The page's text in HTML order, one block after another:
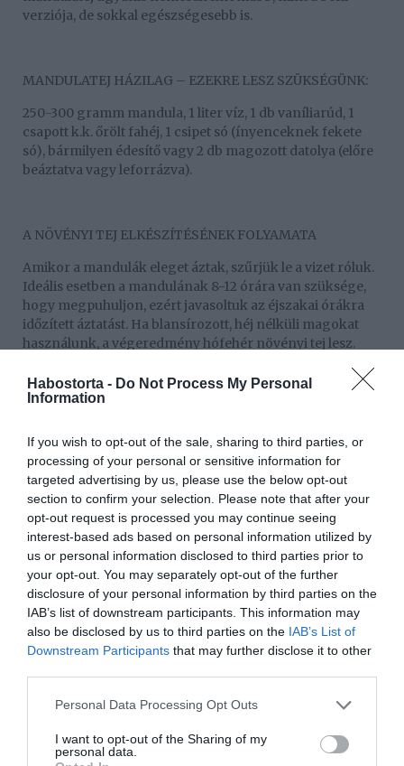
Habostorta - Do Not Process My Personal
Information
If you wish to opt-out of the sale, sharing to third parties, or
processing of your personal or sensitive information for
targeted advertising by us, please use the below opt-out
section to confirm your selection. Please note that after your
opt-out request is processed you may continue seeing
interest-based ads based on personal information utilized by
us or personal information disclosed to third parties prior to
your opt-out. You may separately opt-out of the further
disclosure of your personal information by third parties on the
IAB’s list of downstream participants. This information may
also be disclosed by us to third parties on the IAB’s List of
Downstream Participants that may further disclose it to other
Please note that this website/app uses one or more Google
not limited to your visit or usage behaviour. You may click to
grant or deny consent to Google and its third-party tags to
Personal Data Processing Opt Outs
I want to opt-out of the Sharing of my
personal data.
verziója, de sokkal egészségesebb is.
MANDULATEJ HÁZILAG – EZEKRE LESZ SZÜKSÉGÜNK:
250-300 gramm mandula, 1 liter víz, 1 db vaníliarúd, 1
csapott k.k. őrölt fahéj, 1 csipet só (ínyenceknek fekete
só), bármilyen édesítő vagy 2 db magozott datolya (előre
beáztatva vagy leforrázva).
A NÖVÉNYI TEJ ELKÉSZÍTÉSÉNEK FOLYAMATA
Amikor a mandulák eleget áztak, szűrjük le a vizet róluk.
Ideális esetben a mandulának 8-12 órára van szüksége,
hogy megpuhuljon, ezért javasoltuk az éjszakai órákra
időzített áztatást. Ha blansírozott, héj nélküli magokat
használunk, a végeredmény hófehér növényi tej lesz.
Ha a mandulát leszűrtük, tegyük turmixgépbe az összes
többi hozzávalóval együtt. A vaníliarudat hosszában
ha a mandula nem ázott eleget.
Amennyiben azt látjuk, hogy a mandula megfelelő
állagúra turmixolódott, készítsünk be egy nagyobb tálat,
tegyünk arra egy tejszűrő zsákot (ezt akár natúrboltból is
beszerezhetjük, nagyon praktikus és sokoldalúan
felhasználható konyhai kiegészítő), és töltsük meg azt a
turmixszal.
Csak óvatosan! Ha a turmix már a zsákban, kezdjük el
óvatosan nyomkodni azt, hogy a tej ki tudjon préselődni.
Ez általában 4-5 percet vesz igénybe.
Amint a zsákból maximálisan kipréseltük a mandulatejet,
azt üvegbe öntve akár 2-3 napig is tárolhatjuk a hűtőben.
mandulatej nem „húzza ki” odáig, hamar elfogy, hiszen
roppant ízletes, remekül passzol például a reggeli